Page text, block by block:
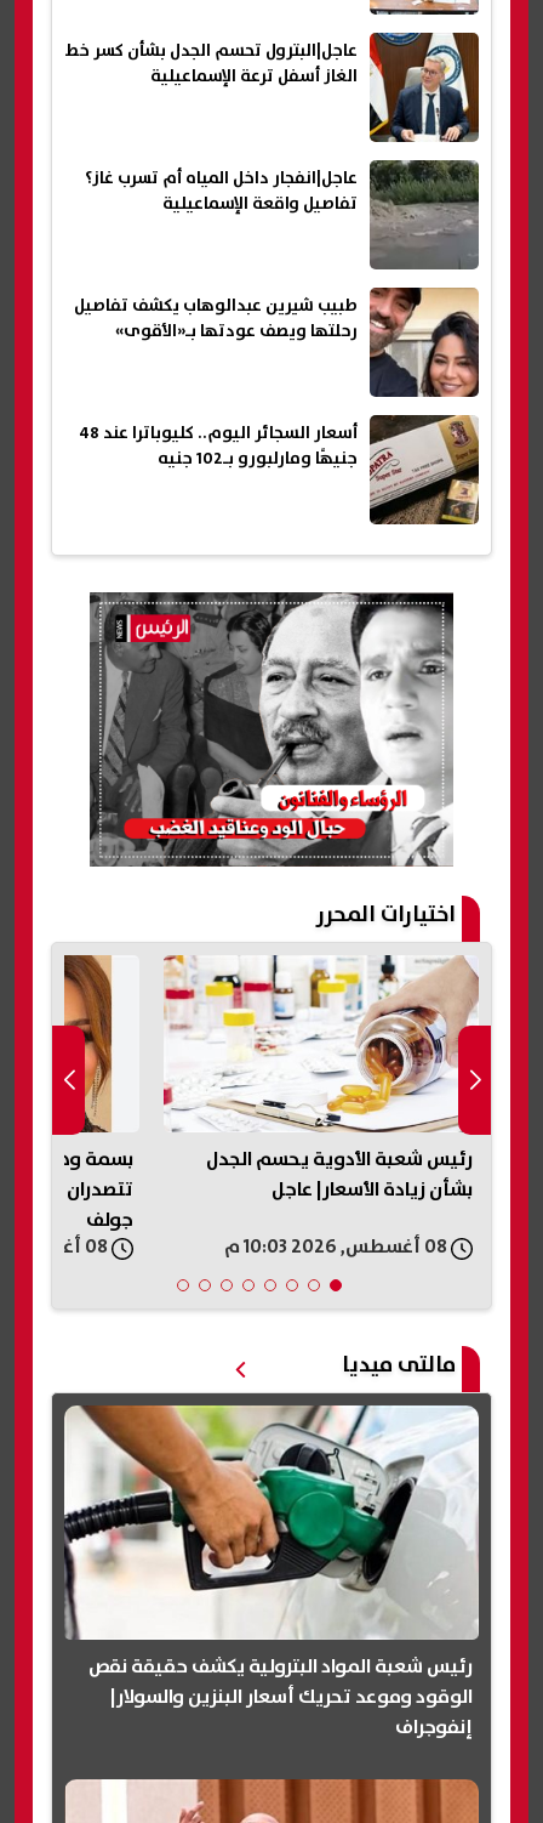
عاجل|البترول تحسم الجدل بشأن كسر خط
الغاز أسفل ترعة الإسماعيلية
عاجل|انفجار داخل المياه أم تسرب غاز؟
تفاصيل واقعة الإسماعيلية
طبيب شيرين عبدالوهاب يكشف تفاصيل
رحلتها ويصف عودتها بـ«الأقوى»
أسعار السجائر اليوم.. كليوباترا عند 48
جنيهًا ومارلبورو بـ102 جنيه
اختيارات المحرر
بسمة وهبة وشيرين عبدالوهاب
تتصدران المشهد في حفل بورتو
أشخاص بشاطئ
الإسكندرية
مالتى ميديا
رئيس شعبة المواد البترولية يكشف حقيقة نقص
الوقود وموعد تحريك أسعار البنزين والسولار|
إنفوجراف